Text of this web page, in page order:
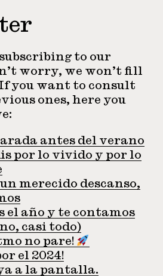
to our
worry, we won’t fill
you want to consult
ones, here you
antes del verano
por lo vivido y por lo
merecido descanso,
el año y te contamos
casi todo)
no pare!
el 2024!
a la pantalla.